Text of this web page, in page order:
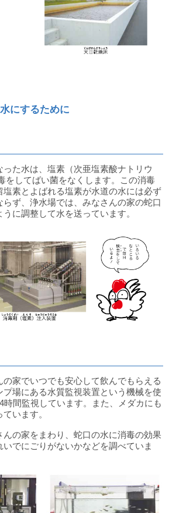
にするために
た水は、塩素（次亜塩素酸ナトリウ
をしてばい菌をなくします。この消毒
素とよばれる塩素が水道の水には必ず
ず、浄水場では、みなさんの家の蛇口
に調整して水を送っています。
家でいつでも安心して飲んでもらえる
プ場にある水質監視装置という機械を使
時間監視しています。また、メダカにも
います。
んの家をまわり、蛇口の水に消毒の効果
でにごりがないかなどを調べていま